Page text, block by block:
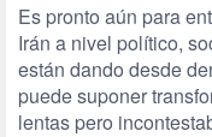
Es pronto aún para
Irán a nivel político,
están dando desde
puede suponer
lentas pero